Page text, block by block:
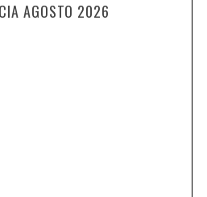
AGOSTO 2026